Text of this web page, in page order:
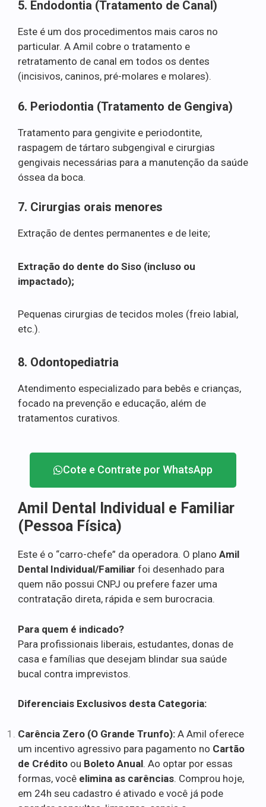
5. Endodontia (Tratamento de Canal)
Este é um dos procedimentos mais caros no
particular. A Amil cobre o tratamento e
retratamento de canal em todos os dentes
(incisivos, caninos, pré-molares e molares).
6. Periodontia (Tratamento de Gengiva)
Tratamento para gengivite e periodontite,
raspagem de tártaro subgengival e cirurgias
gengivais necessárias para a manutenção da saúde
óssea da boca.
7. Cirurgias orais menores
Extração de dentes permanentes e de leite;
Extração do dente do Siso (incluso ou
impactado);
Pequenas cirurgias de tecidos moles (freio labial,
etc.).
8. Odontopediatria
Atendimento especializado para bebês e crianças,
focado na prevenção e educação, além de
tratamentos curativos.
Cote e Contrate por WhatsApp
Amil Dental Individual e Familiar
(Pessoa Física)
Este é o “carro-chefe” da operadora. O plano Amil
Dental Individual/Familiar foi desenhado para
quem não possui CNPJ ou prefere fazer uma
contratação direta, rápida e sem burocracia.
Para quem é indicado?
Para profissionais liberais, estudantes, donas de
casa e famílias que desejam blindar sua saúde
bucal contra imprevistos.
Diferenciais Exclusivos desta Categoria:
Carência Zero (O Grande Trunfo): A Amil oferece
um incentivo agressivo para pagamento no Cartão
de Crédito ou Boleto Anual. Ao optar por essas
formas, você elimina as carências. Comprou hoje,
em 24h seu cadastro é ativado e você já pode